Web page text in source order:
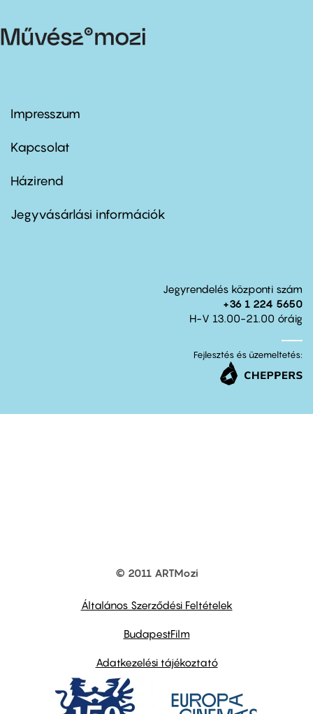
Footer
first
Impresszum
Kapcsolat
Footer
second
Házirend
Jegyvásárlási információk
Jegyrendelés központi szám
+36 1 224 5650
H-V 13.00-21.00 óráig
Fejlesztés és üzemeltetés:
© 2011 ARTMozi
Általános Szerződési Feltételek
BudapestFilm
Adatkezelési tájékoztató